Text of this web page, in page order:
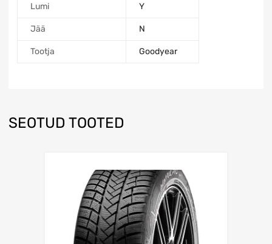
Lumi Y
Jää N
Tootja Goodyear
SEOTUD TOOTED